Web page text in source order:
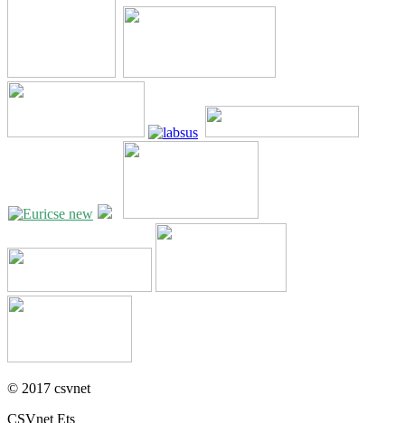
© 2017 csvnet
CSVnet Ets